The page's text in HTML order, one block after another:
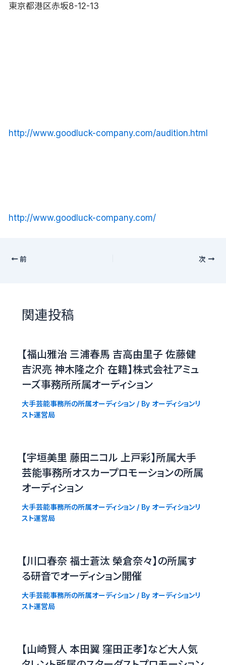
東京都港区赤坂8-12-13
http://www.goodluck-company.com/audition.html
http://www.goodluck-company.com/
前 次
関連投稿
【福山雅治 三浦春馬 吉高由里子 佐藤健
吉沢亮 神木隆之介 在籍】株式会社アミュ
ーズ事務所所属オーディション
大手芸能事務所の所属オーディション/ By オーディションリ
スト運営局
【宇垣美里 藤田ニコル 上戸彩】所属大手
芸能事務所オスカープロモーションの所属
オーディション
大手芸能事務所の所属オーディション/ By オーディションリ
スト運営局
【川口春奈 福士蒼汰 榮倉奈々】の所属す
る研音でオーディション開催
大手芸能事務所の所属オーディション/ By オーディションリ
スト運営局
【山崎賢人 本田翼 窪田正孝】など大人気